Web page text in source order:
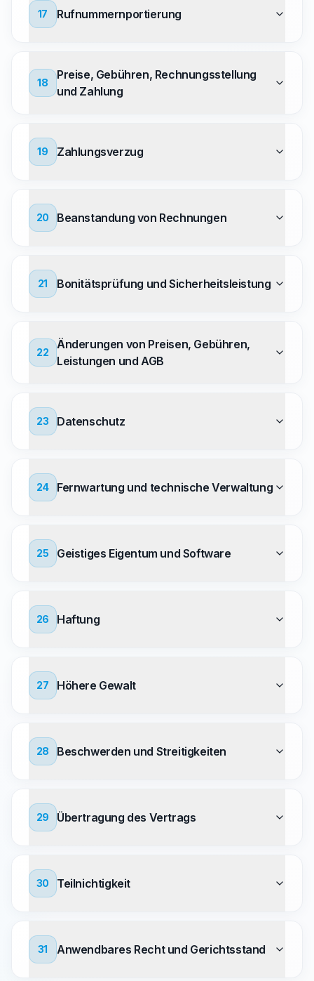
17 Rufnummernportierung
18
Preise, Gebühren, Rechnungsstellung
und Zahlung
19 Zahlungsverzug
20 Beanstandung von Rechnungen
21 Bonitätsprüfung und Sicherheitsleistung
22
Änderungen von Preisen, Gebühren,
Leistungen und AGB
23 Datenschutz
24 Fernwartung und technische Verwaltung
25 Geistiges Eigentum und Software
26 Haftung
27 Höhere Gewalt
28 Beschwerden und Streitigkeiten
29 Übertragung des Vertrags
30 Teilnichtigkeit
31 Anwendbares Recht und Gerichtsstand